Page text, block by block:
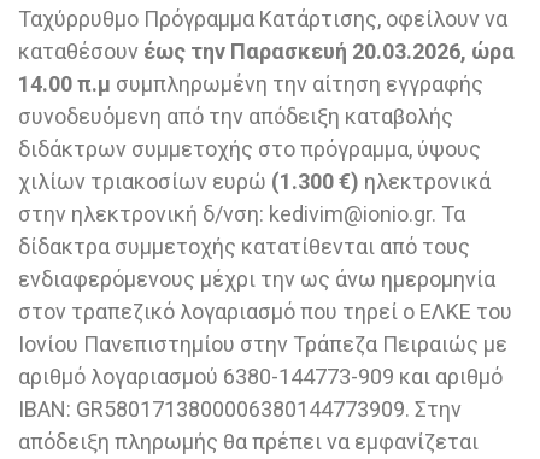
Ταχύρρυθμο Πρόγραμμα Κατάρτισης, οφείλουν να
καταθέσουν έως την Παρασκευή 20.03.2026, ώρα
14.00 π.μ συμπληρωμένη την αίτηση εγγραφής
συνοδευόμενη από την απόδειξη καταβολής
διδάκτρων συμμετοχής στο πρόγραμμα, ύψους
χιλίων τριακοσίων ευρώ (1.300 €) ηλεκτρονικά
στην ηλεκτρονική δ/νση: kedivim@ionio.gr. Τα
δίδακτρα συμμετοχής κατατίθενται από τους
ενδιαφερόμενους μέχρι την ως άνω ημερομηνία
στον τραπεζικό λογαριασμό που τηρεί ο ΕΛΚΕ του
Ιονίου Πανεπιστημίου στην Τράπεζα Πειραιώς με
αριθμό λογαριασμού 6380-144773-909 και αριθμό
ΙΒΑΝ: GR5801713800006380144773909. Στην
απόδειξη πληρωμής θα πρέπει να εμφανίζεται